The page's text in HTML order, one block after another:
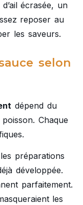
écrasée, un
reposer au
les saveurs.
selon
dépend du
Chaque
préparations
développée.
parfaitement.
les